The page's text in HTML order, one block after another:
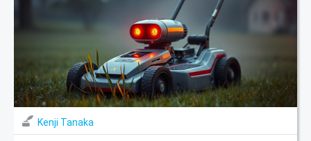
Kenji Tanaka